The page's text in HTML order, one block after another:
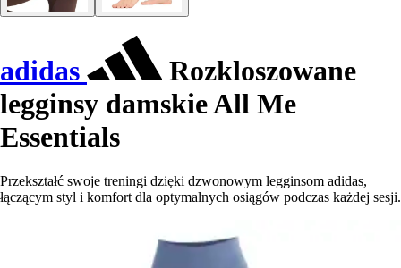
adidas
Rozkloszowane
legginsy damskie All Me
Essentials
Przekształć swoje treningi dzięki dzwonowym legginsom adidas,
łączącym styl i komfort dla optymalnych osiągów podczas każdej sesji.